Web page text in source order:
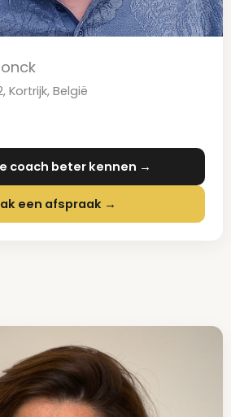
Kortrijk, België
coach beter kennen →
een afspraak →